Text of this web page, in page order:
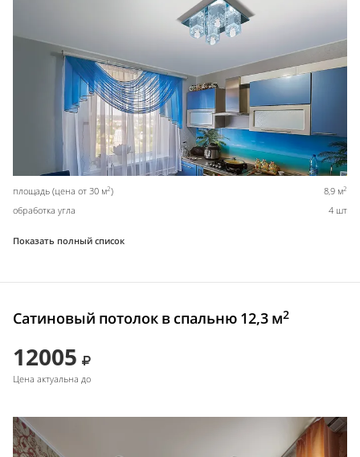
площадь (цена от 30 м2) 8,9 м2
обработка угла 4 шт
Показать полный список
Сатиновый потолок в спальню 12,3 м2
12005
Цена актуальна до